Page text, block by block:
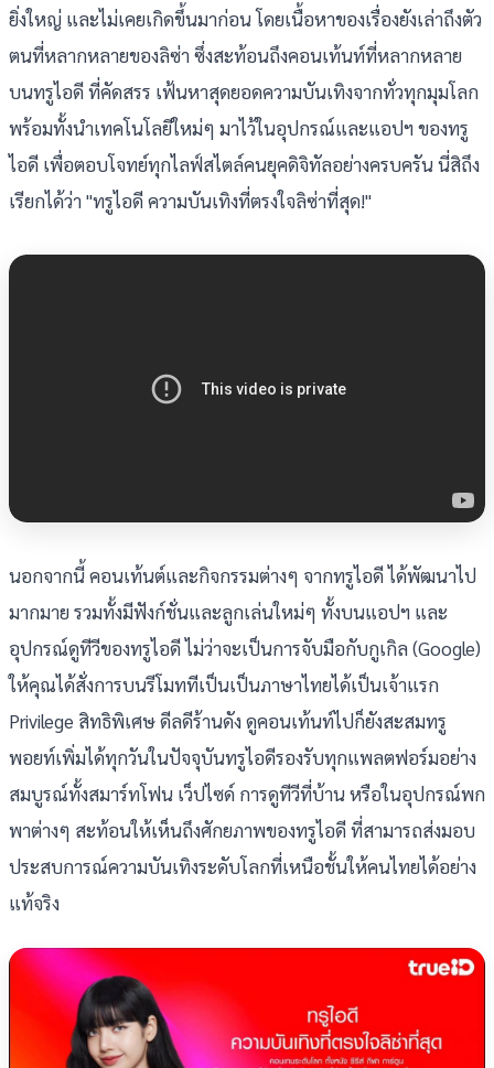
ยิ่งใหญ่ และไม่เคยเกิดขึ้นมาก่อน โดยเนื้อหาของเรื่องยังเล่าถึงตัว
ตนที่หลากหลายของลิซ่า ซึ่งสะท้อนถึงคอนเท้นท์ที่หลากหลาย
บนทรูไอดี ที่คัดสรร เฟ้นหาสุดยอดความบันเทิงจากทั่วทุกมุมโลก
พร้อมทั้งนำเทคโนโลยีใหม่ๆ มาไว้ในอุปกรณ์และแอปฯ ของทรู
ไอดี เพื่อตอบโจทย์ทุกไลฟ์สไตล์คนยุคดิจิทัลอย่างครบครัน นี่สิถึง
เรียกได้ว่า "ทรูไอดี ความบันเทิงที่ตรงใจลิซ่าที่สุด!"
นอกจากนี้ คอนเท้นต์และกิจกรรมต่างๆ จากทรูไอดี ได้พัฒนาไป
มากมาย รวมทั้งมีฟังก์ชั่นและลูกเล่นใหม่ๆ ทั้งบนแอปฯ และ
อุปกรณ์ดูทีวีของทรูไอดี ไม่ว่าจะเป็นการจับมือกับกูเกิล (Google)
ให้คุณได้สั่งการบนรีโมททีเป็นเป็นภาษาไทยได้เป็นเจ้าแรก
Privilege สิทธิพิเศษ ดีลดีร้านดัง ดูคอนเท้นท์ไปก็ยังสะสมทรู
พอยท์เพิ่มได้ทุกวันในปัจจุบันทรูไอดีรองรับทุกแพลตฟอร์มอย่าง
สมบูรณ์ทั้งสมาร์ทโฟน เว็ปไซด์ การดูทีวีที่บ้าน หรือในอุปกรณ์พก
พาต่างๆ สะท้อนให้เห็นถึงศักยภาพของทรูไอดี ที่สามารถส่งมอบ
ประสบการณ์ความบันเทิงระดับโลกที่เหนือชั้นให้คนไทยได้อย่าง
แท้จริง